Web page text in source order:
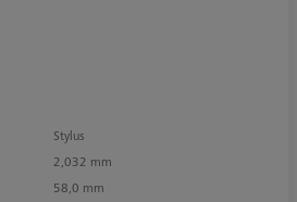
Stylus
2,032 mm
58,0 mm